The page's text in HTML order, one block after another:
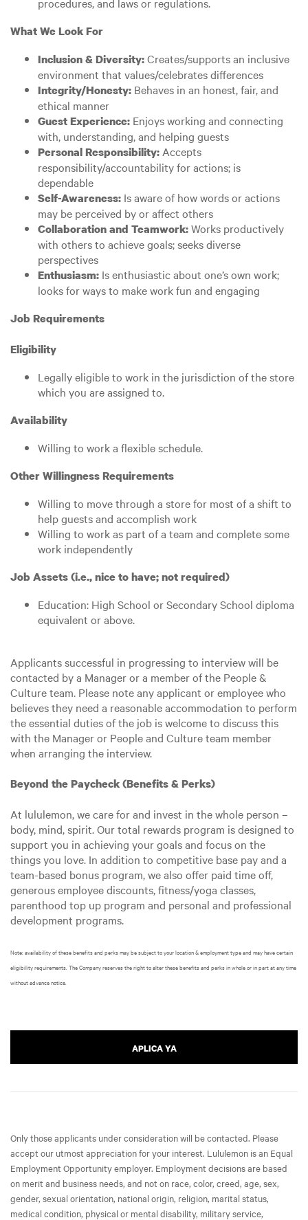
What We Look For
Inclusion & Diversity:Creates/supports an inclusive
environment that values/celebrates differences
Integrity/Honesty: Behaves in an honest, fair, and
ethical manner
Guest Experience: Enjoys working and connecting
with, understanding, and helping guests
Personal Responsibility: Accepts
responsibility/accountability for actions; is
dependable
Self-Awareness: Is aware of how words or actions
may be perceived by or affect others
Collaboration and Teamwork:Works productively
with others to achieve goals; seeks diverse
perspectives
Enthusiasm: Is enthusiastic about one’s own work;
looks for ways to make work fun and engaging
Job Requirements
Eligibility
Legally eligible to work in the jurisdiction of the store
which you are assigned to.
Availability
Willing to work a flexible schedule.
Other Willingness Requirements
Willing to move through a store for most of a shift to
help guests and accomplish work
Willing to work as part of a team and complete some
work independently
Job Assets (i.e., nice to have; not required)
Education: High School or Secondary School diploma
equivalent or above.
Applicants successful in progressing to interview will be
contacted by a Manager or a member of the People &
Culture team. Please note any applicant or employee who
believes they need a reasonable accommodation to perform
the essential duties of the job is welcome to discuss this
with the Manager or People and Culture team member
when arranging the interview.
Beyond the Paycheck (Benefits & Perks)
At lululemon, we care for and invest in the whole person –
body, mind, spirit. Our total rewards program is designed to
support you in achieving your goals and focus on the
things you love. In addition to competitive base pay and a
team-based bonus program, we also offer paid time off,
generous employee discounts, fitness/yoga classes,
parenthood top up program and personal and professional
development programs.
Note: availability of these benefits and perks may be subject to your location & employment type and may have certain
eligibility requirements. The Company reserves the right to alter these benefits and perks in whole or in part at any time
without advance notice.
APLICA YA
Only those applicants under consideration will be contacted. Please
accept our utmost appreciation for your interest. Lululemon is an Equal
Employment Opportunity employer. Employment decisions are based
on merit and business needs, and not on race, color, creed, age, sex,
gender, sexual orientation, national origin, religion, marital status,
medical condition, physical or mental disability, military service,